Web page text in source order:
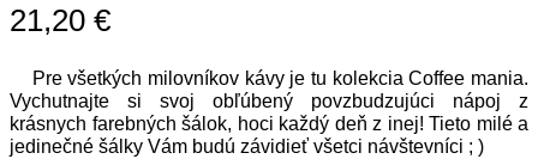
21,20 €
Pre všetkých milovníkov kávy je tu kolekcia Coffee mania.
Vychutnajte si svoj obľúbený povzbudzujúci nápoj z
krásnych farebných šálok, hoci každý deň z inej! Tieto milé a
jedinečné šálky Vám budú závidieť všetci návštevníci ; )